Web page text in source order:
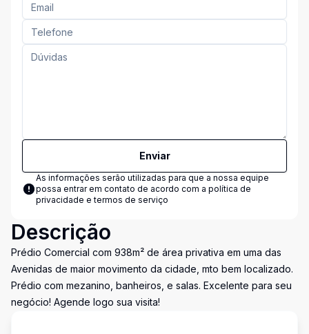
Enviar
As informações serão utilizadas para que a nossa equipe
possa entrar em contato de acordo com a política de
privacidade e termos de serviço
Descrição
Prédio Comercial com 938m² de área privativa em uma das
Avenidas de maior movimento da cidade, mto bem localizado.
Prédio com mezanino, banheiros, e salas. Excelente para seu
negócio! Agende logo sua visita!